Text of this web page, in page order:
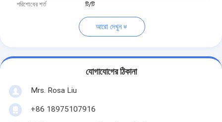
পরিশোধের শর্ত
টি/টি
আরো দেখুন
যোগাযোগের ঠিকানা
Mrs. Rosa Liu
+86 18975107916